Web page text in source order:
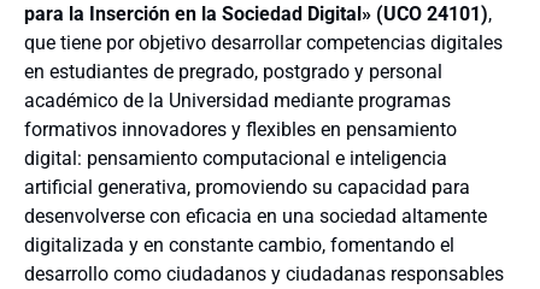
para la Inserción en la Sociedad Digital» (UCO 24101),
que tiene por objetivo desarrollar competencias digitales
en estudiantes de pregrado, postgrado y personal
académico de la Universidad mediante programas
formativos innovadores y flexibles en pensamiento
digital: pensamiento computacional e inteligencia
artificial generativa, promoviendo su capacidad para
desenvolverse con eficacia en una sociedad altamente
digitalizada y en constante cambio, fomentando el
desarrollo como ciudadanos y ciudadanas responsables